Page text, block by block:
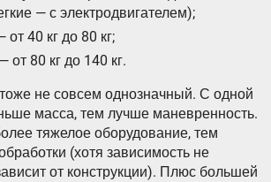
— с электродвигателем);
40 кг до 80 кг;
от 80 кг до 140 кг.
не совсем однозначный. С одной
масса, тем лучше маневренность.
тяжелое оборудование, тем
(хотя зависимость не
от конструкции). Плюс большей